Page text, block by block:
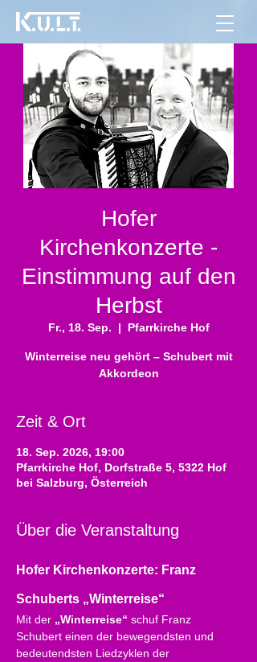
Hofer
Kirchenkonzerte -
Einstimmung auf den
Herbst
Fr., 18. Sep.
  |
Pfarrkirche Hof
Winterreise neu gehört – Schubert mit
Akkordeon
Zeit & Ort
18. Sep. 2026, 19:00
Pfarrkirche Hof, Dorfstraße 5, 5322 Hof
bei Salzburg, Österreich
Über die Veranstaltung
Hofer Kirchenkonzerte: Franz
Schuberts „Winterreise“
Mit der „Winterreise“ schuf Franz
Schubert einen der bewegendsten und
bedeutendsten Liedzyklen der